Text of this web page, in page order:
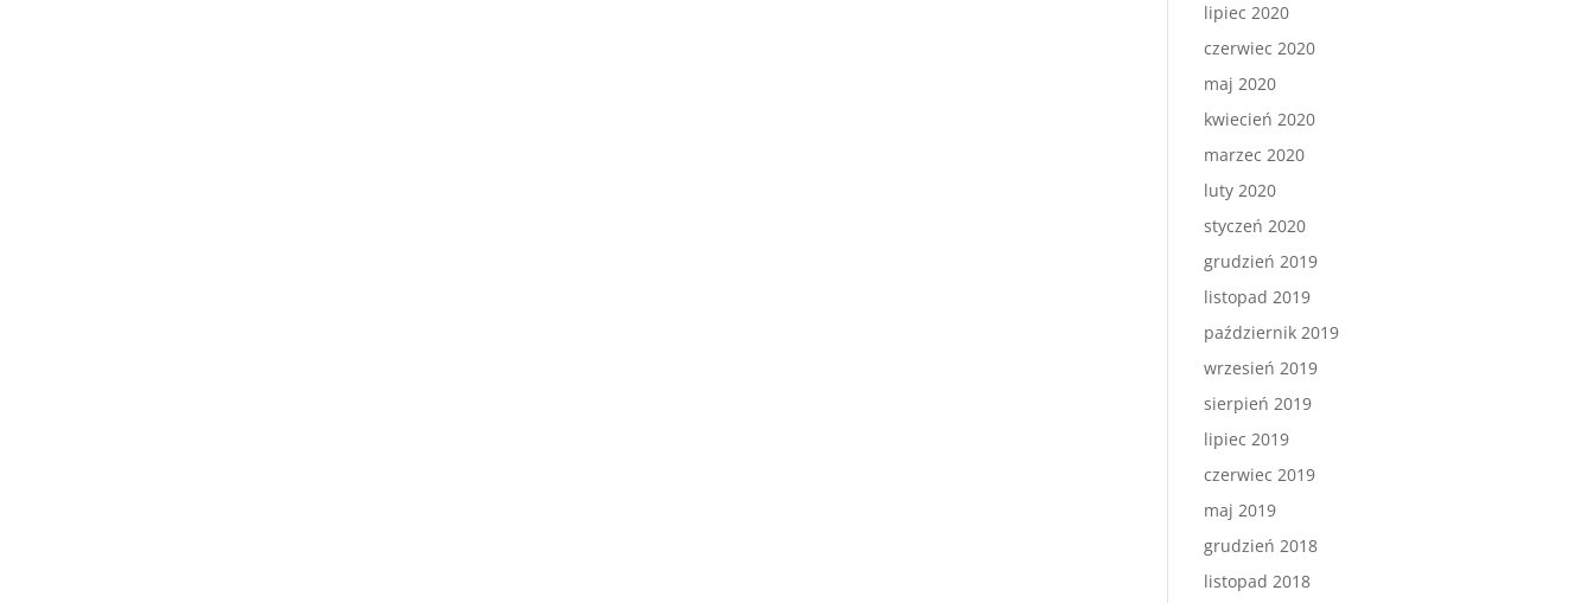
lipiec 2020
czerwiec 2020
maj 2020
kwiecień 2020
marzec 2020
luty 2020
styczeń 2020
grudzień 2019
listopad 2019
październik 2019
wrzesień 2019
sierpień 2019
lipiec 2019
czerwiec 2019
maj 2019
grudzień 2018
listopad 2018